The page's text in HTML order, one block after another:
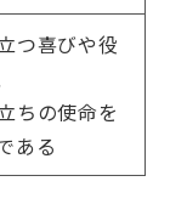
つ喜びや役
ちの使命を
ある